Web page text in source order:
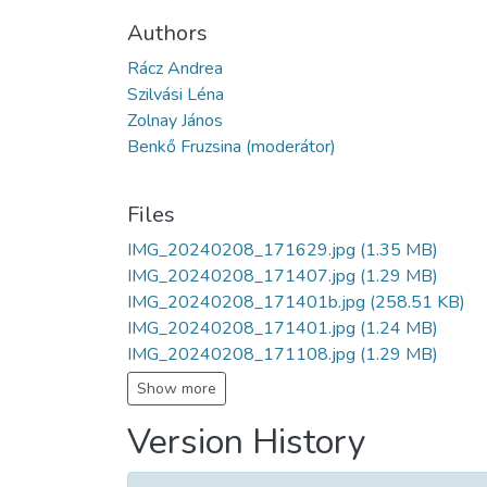
Authors
Rácz Andrea
Szilvási Léna
Zolnay János
Benkő Fruzsina (moderátor)
Files
IMG_20240208_171629.jpg (1.35 MB)
IMG_20240208_171407.jpg (1.29 MB)
IMG_20240208_171401b.jpg (258.51 KB)
IMG_20240208_171401.jpg (1.24 MB)
IMG_20240208_171108.jpg (1.29 MB)
Show more
Version History